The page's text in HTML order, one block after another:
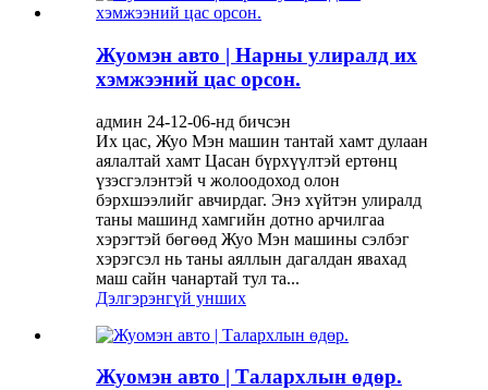
Жуомэн авто | Нарны улиралд их
хэмжээний цас орсон.
админ 24-12-06-нд бичсэн
Их цас, Жуо Мэн машин тантай хамт дулаан
аялалтай хамт Цасан бүрхүүлтэй ертөнц
үзэсгэлэнтэй ч жолоодоход олон
бэрхшээлийг авчирдаг. Энэ хүйтэн улиралд
таны машинд хамгийн дотно арчилгаа
хэрэгтэй бөгөөд Жуо Мэн машины сэлбэг
хэрэгсэл нь таны аяллын дагалдан явахад
маш сайн чанартай тул та...
Дэлгэрэнгүй унших
Жуомэн авто | Талархлын өдөр.